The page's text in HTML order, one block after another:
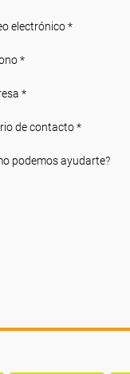
electrónico *
*
*
de contacto *
podemos ayudarte?